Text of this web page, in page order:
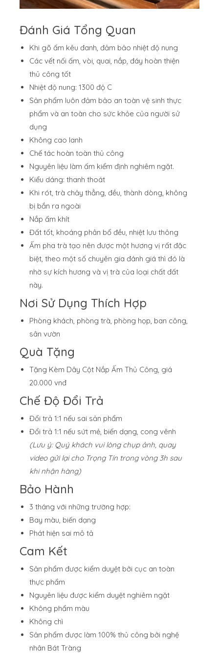
Đánh Giá Tổng Quan
Khi gõ ấm kêu đanh, đảm bảo nhiệt độ nung
Các vết nối ấm, vòi, quai, nắp, đáy hoàn thiện
thủ công tốt
Nhiệt độ nung: 1300 độ C
Sản phẩm luôn đảm bảo an toàn vệ sinh thực
phẩm và an toàn cho sức khỏe của người sử
dụng
Không cao lanh
Chế tác hoàn toàn thủ công
Nguyên liệu làm ấm kiểm định nghiêm ngặt.
Kiểu dáng: thanh thoát
Khi rót, trà chảy thẳng, đều, thành dòng, không
bị bắn ra ngoài
Nắp ấm khít
Đất tốt, khoáng phân bổ đều, nhiệt lưu thông
Ấm pha trà tạo nên được một hương vị rất đặc
biệt, theo một số chuyên gia đánh giá thì đó là
nhờ sự kích hương và vị trà của loại chất đất
này.
Nơi Sử Dụng Thích Hợp
Phòng khách, phòng trà, phòng họp, ban công,
sân vườn
Quà Tặng
Tặng Kèm Dây Cột Nắp Ấm Thủ Công, giá
20.000 vnđ
Chế Độ Đổi Trả
Đổi trả 1:1 nếu sai sản phẩm
Đổi trả 1:1 nếu sứt mẻ, biến dạng, cong vênh
(Lưu ý: Quý khách vui lòng chụp ảnh, quay
video gửi lại cho Trọng Tín trong vòng 3h sau
khi nhận hàng)
Bảo Hành
3 tháng với những trường hợp:
Bay màu, biến dạng
Phát hiện sai mô tả
Cam Kết
Sản phẩm được kiểm duyệt bởi cục an toàn
thực phẩm
Nguyên liệu được kiểm duyệt nghiêm ngặt
Không phẩm màu
Không chì
Sản phẩm được làm 100% thủ công bởi nghệ
nhân Bát Tràng